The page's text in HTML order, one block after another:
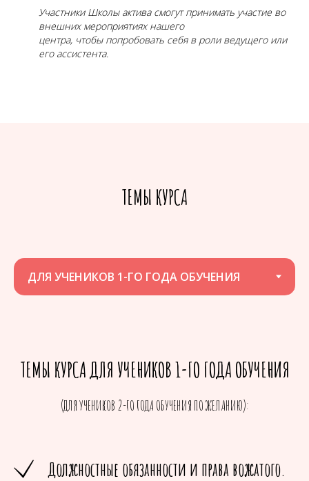
Участники Школы актива смогут принимать участие во
внешних мероприятиях нашего
центра, чтобы попробовать себя в роли ведущего или
его ассистента.
ТЕМЫ КУРСА
ТЕМЫ КУРСА ДЛЯ УЧЕНИКОВ 1-ГО ГОДА ОБУЧЕНИЯ
(ДЛЯ УЧЕНИКОВ 2-ГО ГОДА ОБУЧЕНИЯ ПО ЖЕЛАНИЮ):
Должностные обязанности и права вожатого.